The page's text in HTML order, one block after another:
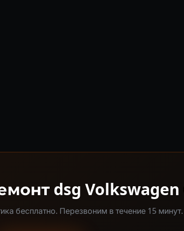
dsg Volkswagen
бесплатно. Перезвоним в течение 15 минут.